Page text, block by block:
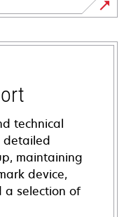
technical
detailed
maintaining
device,
a selection of